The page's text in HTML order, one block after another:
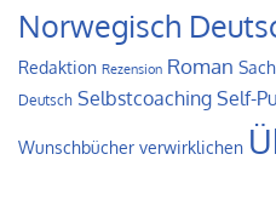
Norwegisch
Redaktion Rezension Roman
Deutsch Selbstcoaching Self-
Wunschbücher verwirklichen